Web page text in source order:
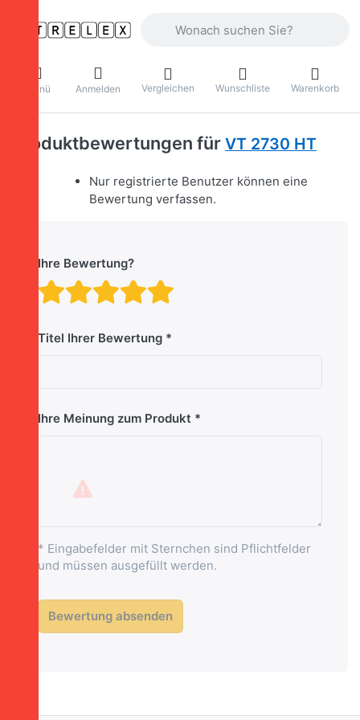
Menü Anmelden Vergleichen Wunschliste Warenkorb
Produktbewertungen für VT 2730 HT
Nur registrierte Benutzer können eine
Bewertung verfassen.
Ihre Bewertung?
Bewertung: 4 von
Bewertung: 3 von 5
Bewertung: 2 von 5
Bewertung: 1 von 5
Titel Ihrer Bewertung
Ihre Meinung zum Produkt
* Eingabefelder mit Sternchen sind Pflichtfelder
und müssen ausgefüllt werden.
Bewertung absenden